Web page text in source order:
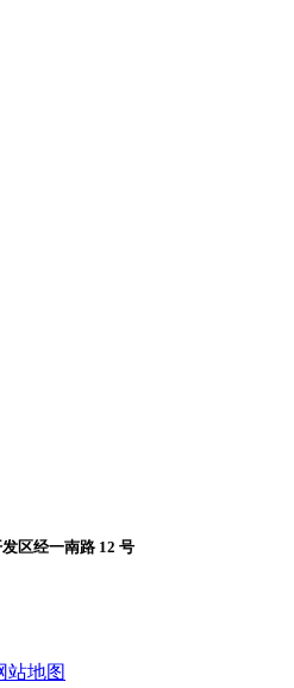
区经一南路 12 号
站地图